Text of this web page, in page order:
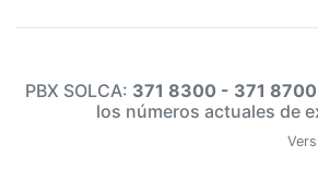
PBX SOLCA: 371 8300 - 371 8700
los números actuales de